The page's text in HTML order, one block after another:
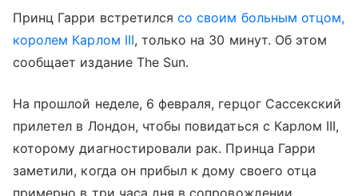
Принц Гарри встретилсясо своим больным отцом,
королем Карлом III, только на 30 минут. Об этом
сообщает издание The Sun.
На прошлой неделе, 6 февраля, герцог Сассекский
прилетел в Лондон, чтобы повидаться с Карлом III,
которому диагностировали рак. Принца Гарри
заметили, когда он прибыл к дому своего отца
примерно в три часа дня в сопровождении